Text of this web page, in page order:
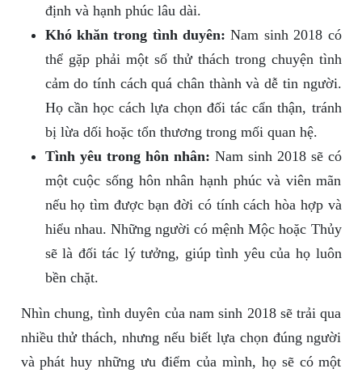
định và hạnh phúc lâu dài.
Khó khăn trong tình duyên: Nam sinh 2018 có
thể gặp phải một số thử thách trong chuyện tình
cảm do tính cách quá chân thành và dễ tin người.
Họ cần học cách lựa chọn đối tác cẩn thận, tránh
bị lừa dối hoặc tổn thương trong mối quan hệ.
Tình yêu trong hôn nhân: Nam sinh 2018 sẽ có
một cuộc sống hôn nhân hạnh phúc và viên mãn
nếu họ tìm được bạn đời có tính cách hòa hợp và
hiểu nhau. Những người có mệnh Mộc hoặc Thủy
sẽ là đối tác lý tưởng, giúp tình yêu của họ luôn
bền chặt.
Nhìn chung, tình duyên của nam sinh 2018 sẽ trải qua
nhiều thử thách, nhưng nếu biết lựa chọn đúng người
và phát huy những ưu điểm của mình, họ sẽ có một